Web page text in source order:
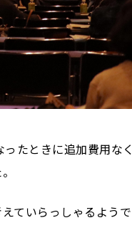
たときに追加費用なく
ていらっしゃるようで